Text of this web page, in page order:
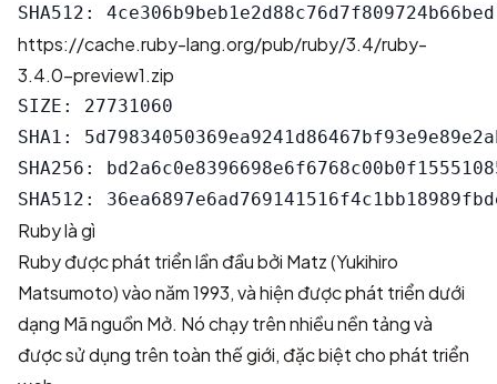
https://cache.ruby-lang.org/pub/ruby/3.4/ruby-
3.4.0-preview1.zip
SIZE: 27731060
SHA1:
SHA256:
Ruby là gì
Ruby được phát triển lần đầu bởi Matz (Yukihiro
Matsumoto) vào năm 1993, và hiện được phát triển dưới
dạng Mã nguồn Mở. Nó chạy trên nhiều nền tảng và
được sử dụng trên toàn thế giới, đặc biệt cho phát triển